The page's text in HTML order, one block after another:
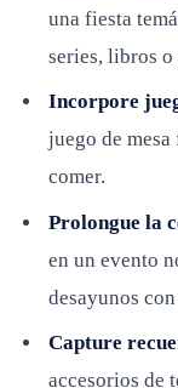
una fiesta
series, libros
Incorpore
juego de
comer.
Prolongue la
en un evento
desayunos
Capture
accesorios de